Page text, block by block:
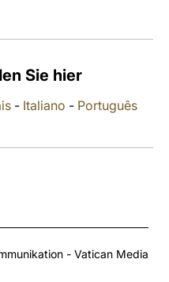
Sie hier
- Italiano - Português
- Vatican Media